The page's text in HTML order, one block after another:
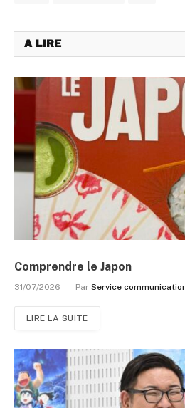
A LIRE
Comprendre le Japon
31/07/2026 Par Service
LIRE LA SUITE